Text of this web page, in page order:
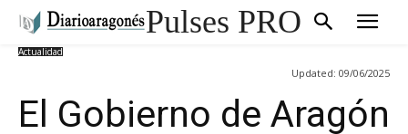
Pulses PRO
Actualidad
Updated: 09/06/2025
El Gobierno de Aragón